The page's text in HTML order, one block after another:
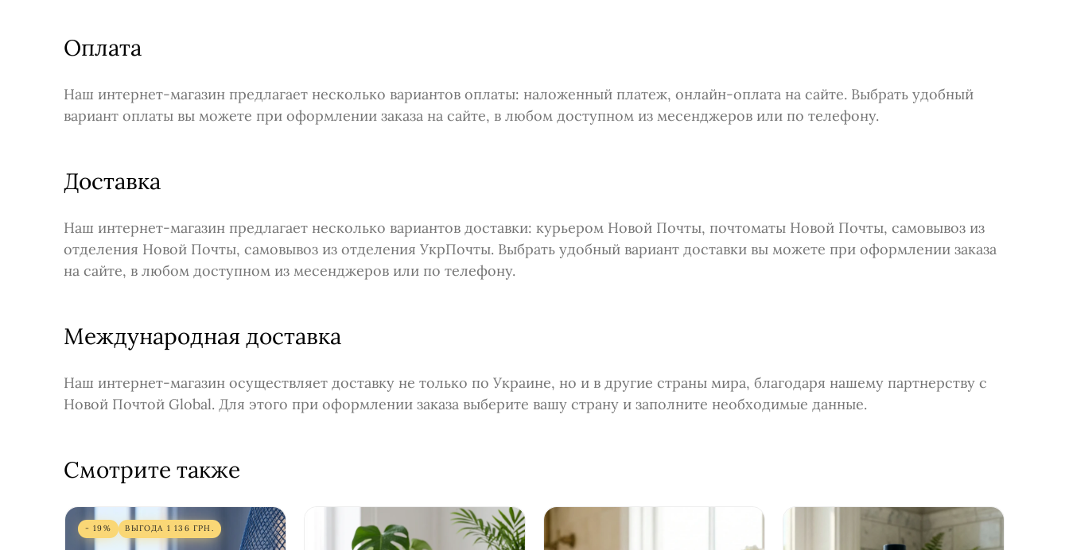
Оплата
Наш интернет-магазин предлагает несколько вариантов оплаты: наложенный платеж, онлайн-оплата на сайте. Выбрать удобный
вариант оплаты вы можете при оформлении заказа на сайте, в любом доступном из месенджеров или по телефону.
Доставка
Наш интернет-магазин предлагает несколько вариантов доставки: курьером Новой Почты, почтоматы Новой Почты, самовывоз из
отделения Новой Почты, самовывоз из отделения УкрПочты. Выбрать удобный вариант доставки вы можете при оформлении заказа
на сайте, в любом доступном из месенджеров или по телефону.
Международная доставка
Наш интернет-магазин осуществляет доставку не только по Украине, но и в другие страны мира, благодаря нашему партнерству с
Новой Почтой Global. Для этого при оформлении заказа выберите вашу страну и заполните необходимые данные.
Смотрите также
- 19% ВЫГОДА 1 136 ГРН.